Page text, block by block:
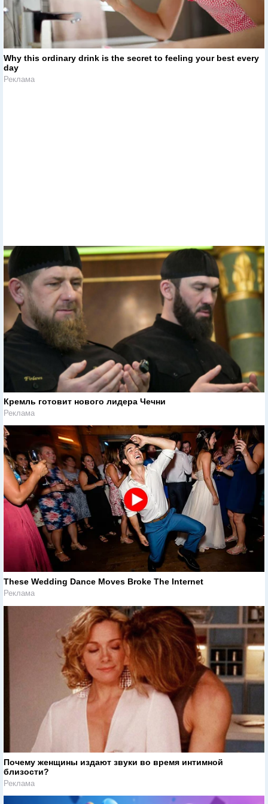
Why this ordinary drink is the secret to feeling your best every
day
Реклама
Кремль готовит нового лидера Чечни
Реклама
These Wedding Dance Moves Broke The Internet
Реклама
Почему женщины издают звуки во время интимной
близости?
Реклама